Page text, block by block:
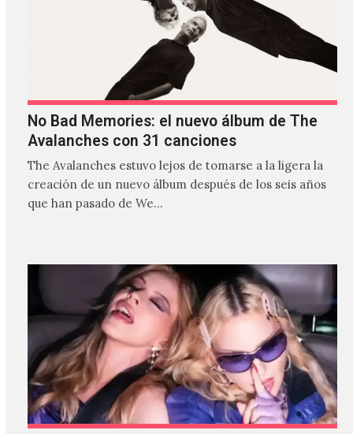
No Bad Memories: el nuevo álbum de The
Avalanches con 31 canciones
The Avalanches estuvo lejos de tomarse a la ligera la
creación de un nuevo álbum después de los seis años
que han pasado de We…